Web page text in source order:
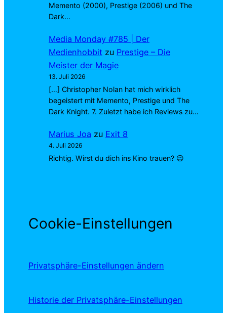
Memento (2000), Prestige (2006) und The
Dark…
Media Monday #785 | Der
Medienhobbit zu Prestige – Die
Meister der Magie
13. Juli 2026
[…] Christopher Nolan hat mich wirklich
begeistert mit Memento, Prestige und The
Dark Knight. 7. Zuletzt habe ich Reviews zu…
Marius Joa zu Exit 8
4. Juli 2026
Richtig. Wirst du dich ins Kino trauen? 😉
Cookie-Einstellungen
Privatsphäre-Einstellungen ändern
Historie der Privatsphäre-Einstellungen